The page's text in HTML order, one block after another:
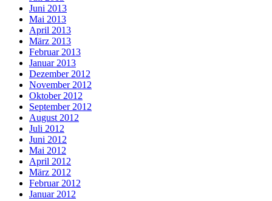
Juni 2013
Mai 2013
April 2013
März 2013
Februar 2013
Januar 2013
Dezember 2012
November 2012
Oktober 2012
September 2012
August 2012
Juli 2012
Juni 2012
Mai 2012
April 2012
März 2012
Februar 2012
Januar 2012